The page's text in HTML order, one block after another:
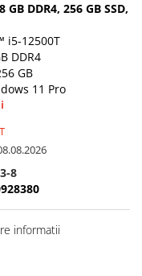
DDR4, 256 GB SSD,
i5-12500T
DDR4
GB
11 Pro
8
informatii